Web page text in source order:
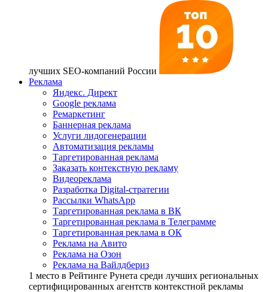
лучших SEO-компаний России
Реклама
Яндекс. Директ
Google реклама
Ремаркетинг
Баннерная реклама
Услуги лидогенерации
Автоматизация рекламы
Таргетированная реклама
Заказать контекстную рекламу
Видеореклама
Разработка Digital-стратегии
Рассылки WhatsApp
Таргетированная реклама в ВК
Таргетированная реклама в Телеграмме
Таргетированная реклама в ОК
Реклама на Авито
Реклама на Озон
Реклама на Вайлдбериз
1 место в Рейтинге Рунета cреди лучших региональных
сертифицированных агентств контекстной рекламы